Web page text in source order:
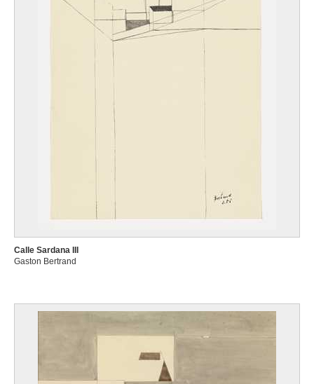
Calle Sardana III
Gaston Bertrand